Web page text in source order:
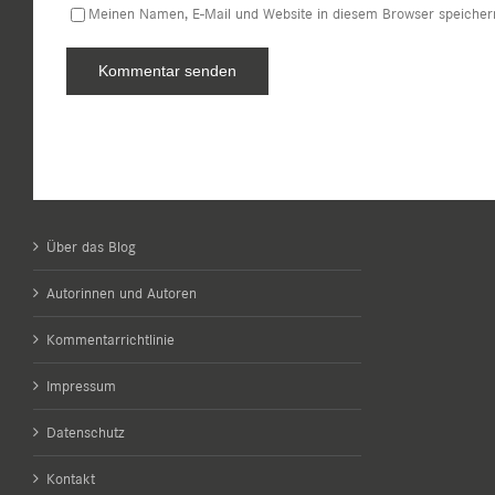
Meinen Namen, E-Mail und Website in diesem Browser
Über das Blog
Autorinnen und Autoren
Kommentarrichtlinie
Impressum
Datenschutz
Kontakt